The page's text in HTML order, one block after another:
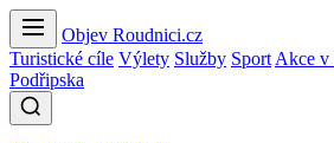
Objev Roudnici.cz
Turistické cíle Výlety Služby Sport Akce v
Podřipska